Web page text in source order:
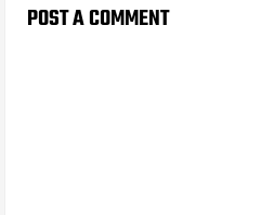
POST A COMMENT